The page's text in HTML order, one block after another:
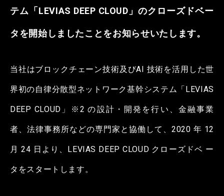
テム「LEVIAS DEEP CLOUD」のクローズドベー
タを開始しましたことをお知らせいたします。
当社はブロックチェーン技術及びAI 技術を活用した世
界初の自律分散型ネットワーク基幹システム「LEVIAS
DEEP CLOUD」※2 の設計・開発を行い、金融事業
者、法律事務所などの専門家と協働して、2020 年 12
月 24 日より、LEVIAS DEEP CLOUD クローズドベ ー
タをスタートします。